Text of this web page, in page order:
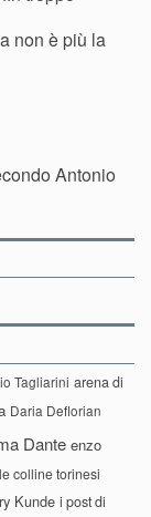
non è più la
Antonio
Tagliarini arena di
Daria Deflorian
Dante enzo
colline torinesi
Kunde i post di